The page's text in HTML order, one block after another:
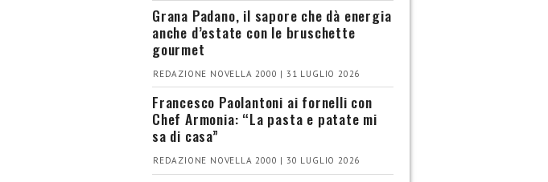
Grana Padano, il sapore che dà energia
anche d’estate con le bruschette
gourmet
REDAZIONE NOVELLA 2000 | 31 LUGLIO 2026
Francesco Paolantoni ai fornelli con
Chef Armonia: “La pasta e patate mi
sa di casa”
REDAZIONE NOVELLA 2000 | 30 LUGLIO 2026